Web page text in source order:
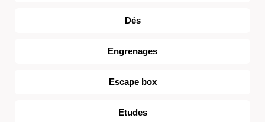
Dés
Engrenages
Escape box
Etudes